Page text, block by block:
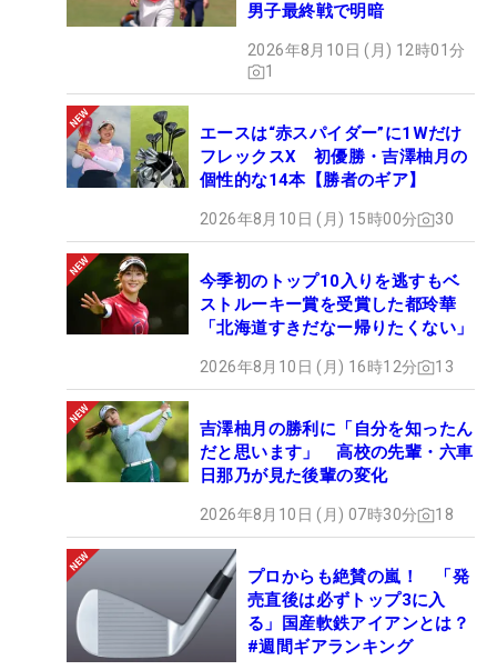
男子最終戦で明暗
2026年8月10日 (月) 12時01分
1
エースは“赤スパイダー”に1Wだけ
フレックスX 初優勝・吉澤柚月の
個性的な14本【勝者のギア】
2026年8月10日 (月) 15時00分 30
今季初のトップ10入りを逃すもベ
ストルーキー賞を受賞した都玲華
「北海道すきだなー帰りたくない」
2026年8月10日 (月) 16時12分 13
吉澤柚月の勝利に「自分を知ったん
だと思います」 高校の先輩・六車
日那乃が見た後輩の変化
2026年8月10日 (月) 07時30分 18
プロからも絶賛の嵐！ 「発
売直後は必ずトップ3に入
る」国産軟鉄アイアンとは？
#週間ギアランキング